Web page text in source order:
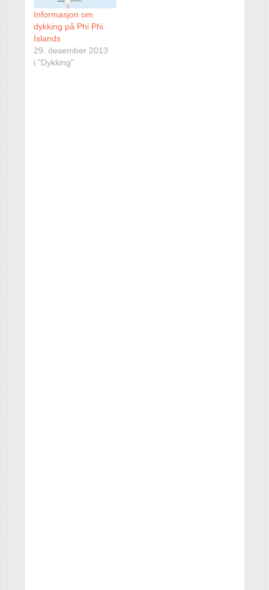
Informasjon om
dykking på Phi Phi
Islands
29. desember 2013
i "Dykking"